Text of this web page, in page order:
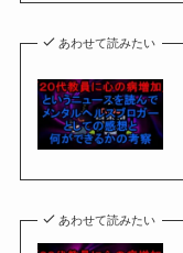
あわせて読みたい
あわせて読みたい